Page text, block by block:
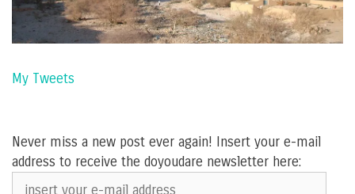
My Tweets
Never miss a new post ever again! Insert your e-mail
address to receive the doyoudare newsletter here:
insert